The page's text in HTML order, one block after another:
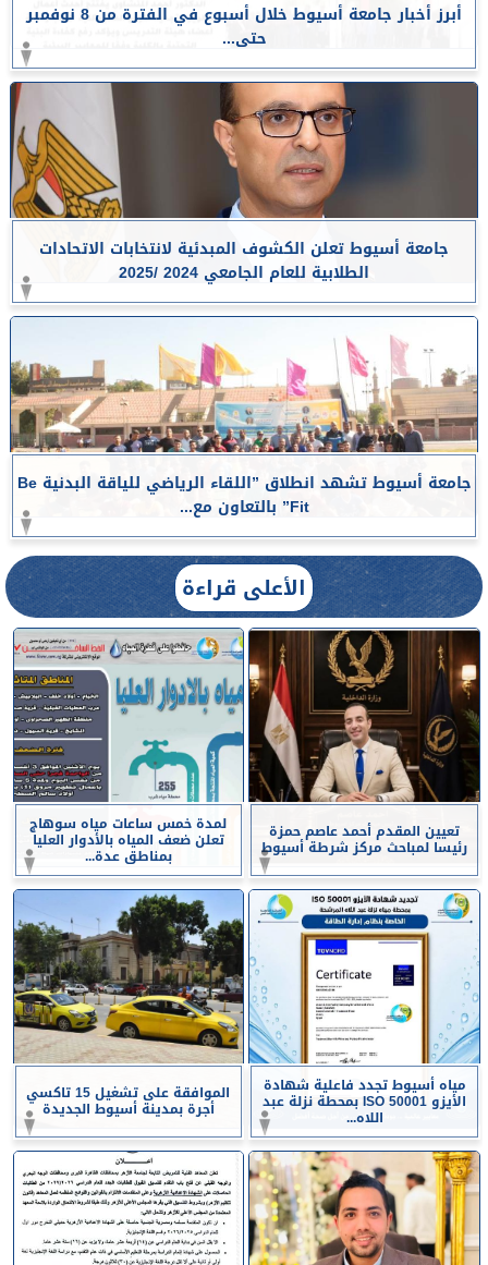
أبرز أخبار جامعة أسيوط خلال أسبوع في الفترة من 8 نوفمبر
حتى...
جامعة أسيوط تعلن الكشوف المبدئية لانتخابات الاتحادات
الطلابية للعام الجامعي 2024 /2025
جامعة أسيوط تشهد انطلاق ”اللقاء الرياضي للياقة البدنية Be
Fit” بالتعاون مع...
الأعلى قراءة
تعيين المقدم أحمد عاصم حمزة
رئيسا لمباحث مركز شرطة أسيوط
لمدة خمس ساعات مياه سوهاج
تعلن ضعف المياه بالأدوار العليا
بمناطق عدة...
مياه أسيوط تجدد فاعلية شهادة
الأيزو ISO 50001 بمحطة نزلة عبد
اللاه...
الموافقة على تشغيل 15 تاكسي
أجرة بمدينة أسيوط الجديدة